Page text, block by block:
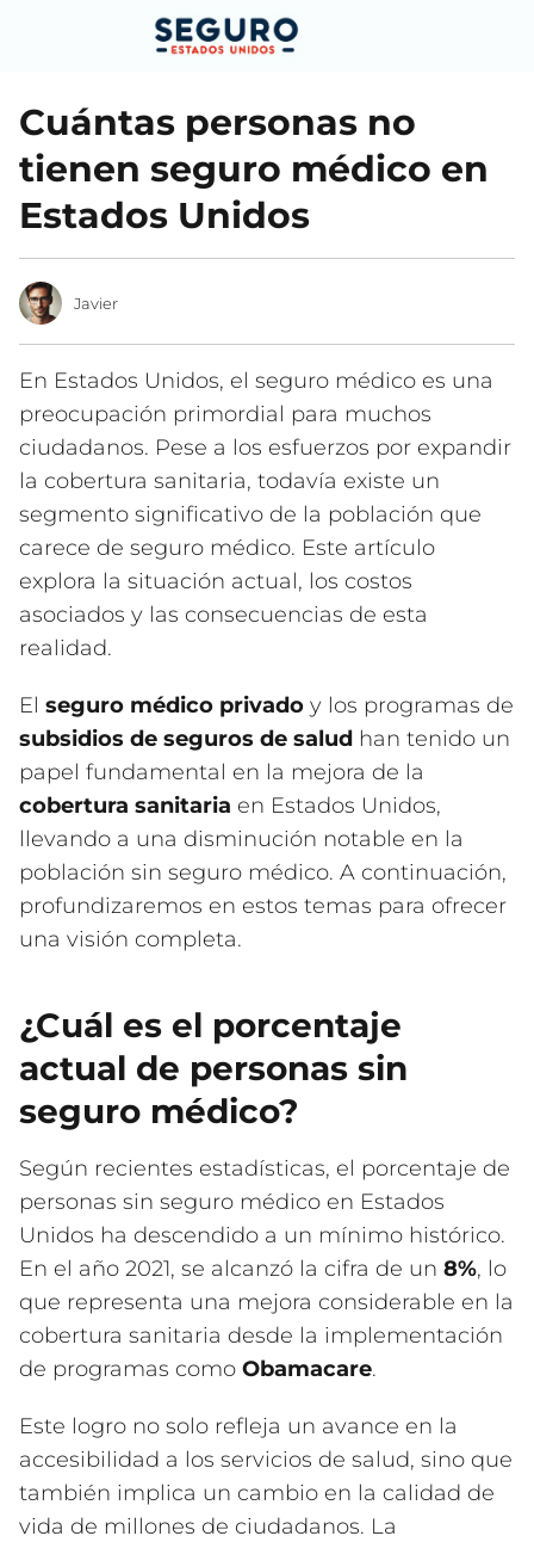
Cuántas personas no
tienen seguro médico en
Estados Unidos
Javier
En Estados Unidos, el seguro médico es una
preocupación primordial para muchos
ciudadanos. Pese a los esfuerzos por expandir
la cobertura sanitaria, todavía existe un
segmento significativo de la población que
carece de seguro médico. Este artículo
explora la situación actual, los costos
asociados y las consecuencias de esta
realidad.
El seguro médico privado y los programas de
subsidios de seguros de salud han tenido un
papel fundamental en la mejora de la
cobertura sanitaria en Estados Unidos,
llevando a una disminución notable en la
población sin seguro médico. A continuación,
profundizaremos en estos temas para ofrecer
una visión completa.
¿Cuál es el porcentaje
actual de personas sin
seguro médico?
Según recientes estadísticas, el porcentaje de
personas sin seguro médico en Estados
Unidos ha descendido a un mínimo histórico.
En el año 2021, se alcanzó la cifra de un 8%, lo
que representa una mejora considerable en la
cobertura sanitaria desde la implementación
de programas como Obamacare.
Este logro no solo refleja un avance en la
accesibilidad a los servicios de salud, sino que
también implica un cambio en la calidad de
vida de millones de ciudadanos. La